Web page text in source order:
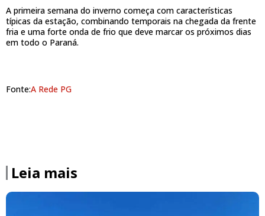
A primeira semana do inverno começa com características
típicas da estação, combinando temporais na chegada da frente
fria e uma forte onda de frio que deve marcar os próximos dias
em todo o Paraná.
Fonte:A Rede PG
Leia mais